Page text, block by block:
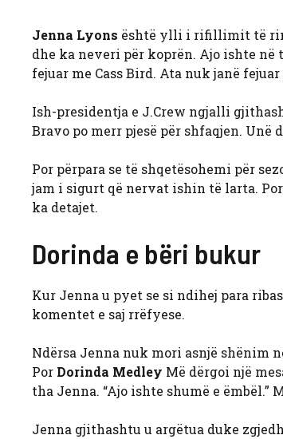
Jenna Lyons është ylli i rifillimit të
dhe ka neveri për koprën. Ajo ishte
fejuar me Cass Bird. Ata nuk janë
Ish-presidentja e J.Crew ngjalli
Bravo po merr pjesë për shfaqjen. Unë
Por përpara se të shqetësohemi për
jam i sigurt që nervat ishin të larta.
ka detajet.
Dorinda e bëri bukur
Kur Jenna u pyet se si ndihej para
komentet e saj rrëfyese.
Ndërsa Jenna nuk mori asnjë shënim
Por Dorinda Medley Më dërgoi një
tha Jenna. “Ajo ishte shumë e
Jenna gjithashtu u argëtua duke